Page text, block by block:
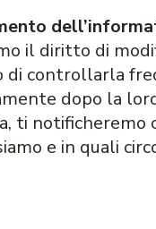
il diritto di
di controllarla
dopo la
ti notificheremo
e in quali